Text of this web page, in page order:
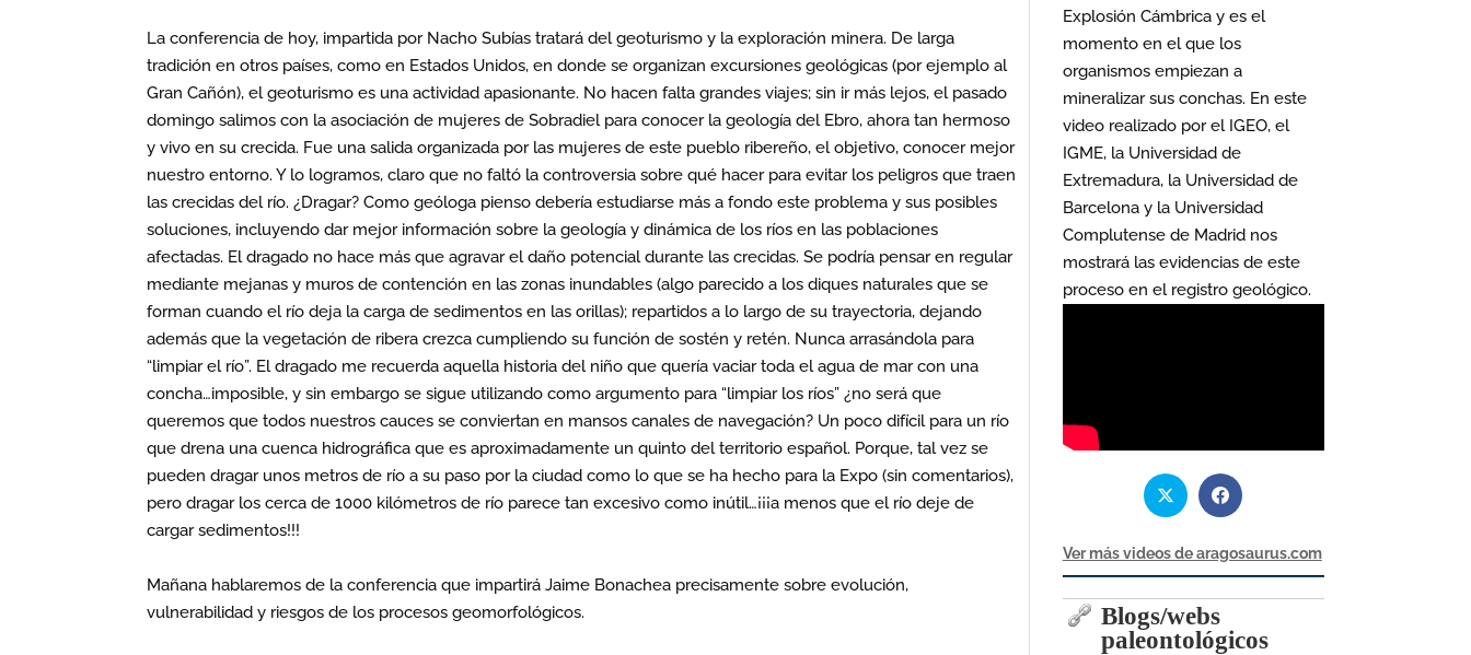
La conferencia de hoy, impartida por Nacho Subías tratará del geoturismo y la exploración minera. De larga
tradición en otros países, como en Estados Unidos, en donde se organizan excursiones geológicas (por ejemplo al
Gran Cañón), el geoturismo es una actividad apasionante. No hacen falta grandes viajes; sin ir más lejos, el pasado
domingo salimos con la asociación de mujeres de Sobradiel para conocer la geología del Ebro, ahora tan hermoso
y vivo en su crecida. Fue una salida organizada por las mujeres de este pueblo ribereño, el objetivo, conocer mejor
nuestro entorno. Y lo logramos, claro que no faltó la controversia sobre qué hacer para evitar los peligros que traen
las crecidas del río. ¿Dragar? Como geóloga pienso debería estudiarse más a fondo este problema y sus posibles
soluciones, incluyendo dar mejor información sobre la geología y dinámica de los ríos en las poblaciones
afectadas. El dragado no hace más que agravar el daño potencial durante las crecidas. Se podría pensar en regular
mediante mejanas y muros de contención en las zonas inundables (algo parecido a los diques naturales que se
forman cuando el río deja la carga de sedimentos en las orillas); repartidos a lo largo de su trayectoria, dejando
además que la vegetación de ribera crezca cumpliendo su función de sostén y retén. Nunca arrasándola para
“limpiar el río”. El dragado me recuerda aquella historia del niño que quería vaciar toda el agua de mar con una
concha…imposible, y sin embargo se sigue utilizando como argumento para “limpiar los ríos” ¿no será que
queremos que todos nuestros cauces se conviertan en mansos canales de navegación? Un poco difícil para un río
que drena una cuenca hidrográfica que es aproximadamente un quinto del territorio español. Porque, tal vez se
pueden dragar unos metros de río a su paso por la ciudad como lo que se ha hecho para la Expo (sin comentarios),
pero dragar los cerca de 1000 kilómetros de río parece tan excesivo como inútil…¡¡¡a menos que el río deje de
cargar sedimentos!!!
Mañana hablaremos de la conferencia que impartirá Jaime Bonachea precisamente sobre evolución,
vulnerabilidad y riesgos de los procesos geomorfológicos.
Explosión Cámbrica y es el
momento en el que los
organismos empiezan a
mineralizar sus conchas. En este
video realizado por el IGEO, el
IGME, la Universidad de
Extremadura, la Universidad de
Barcelona y la Universidad
Complutense de Madrid nos
mostrará las evidencias de este
proceso en el registro geológico.
Ver más videos de aragosaurus.com
Blogs/webs
paleontológicos